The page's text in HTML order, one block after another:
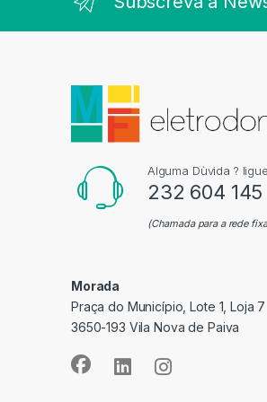
Alguma Dùvida ?
232 604 145
(Chamada para a rede
Morada
Praça do Município, Lote 1, Loja 7
3650-193 Vila Nova de Paiva